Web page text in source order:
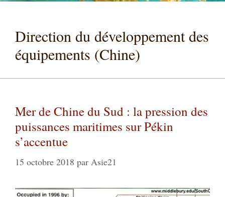
Direction du développement des
équipements (Chine)
Mer de Chine du Sud : la pression des
puissances maritimes sur Pékin
s’accentue
15 octobre 2018 par Asie21